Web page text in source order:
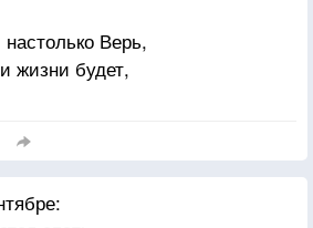
Верь,
жизни будет,
дверь,
в последний шанс,
Бездна.